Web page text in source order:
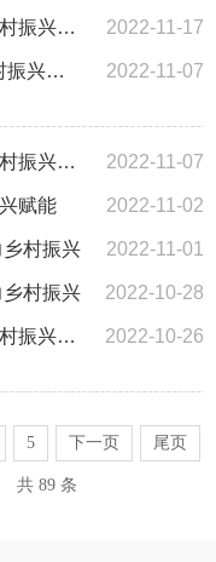
2022-11-17
颍泉区总工会调研劳模工匠助力乡村振兴工作
2022-11-07
宿州市总工会为15家“劳模助力乡村振兴示范基地”授牌
2022-11-07
宿州市总工会召开劳模工匠助力乡村振兴工作座谈会
2022-11-02
赋能
2022-11-01
村振兴
2022-10-28
村振兴
2022-10-26
蚌埠市总工会开展劳模工匠助力乡村振兴活动
5 下一页 尾页
共 89 条